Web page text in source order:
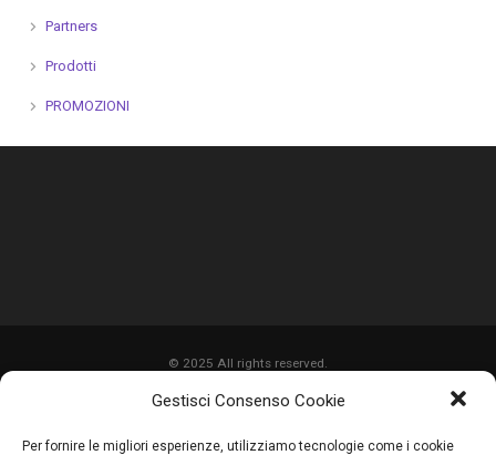
Gestisci Consenso Cookie
Per fornire le migliori esperienze, utilizziamo tecnologie come i cookie
Partners
Prodotti
PROMOZIONI
© 2025 All rights reserved.